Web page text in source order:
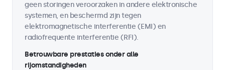
geen storingen veroorzaken in andere elektronische
systemen, en beschermd zijn tegen
elektromagnetische interferentie (EMI) en
radiofrequente interferentie (RFI).
Betrouwbare prestaties onder alle
rijomstandigheden